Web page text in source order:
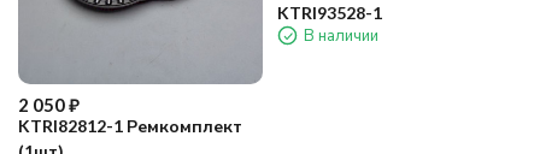
2 050₽
KTRI82812-1 Ремкомплект
KTRI93528-1
В наличии